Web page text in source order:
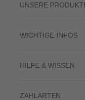
UNSERE
WICHTIGE INFOS
HILFE & WISSEN
ZAHLARTEN